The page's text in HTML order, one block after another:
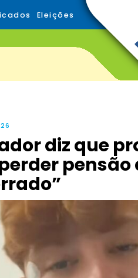
Eleições
diz que
pensão